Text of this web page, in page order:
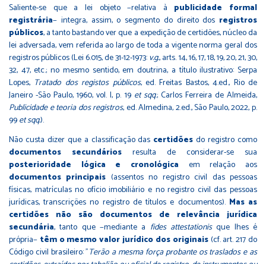
Saliente-se que a lei objeto −relativa à publicidade formal
registrária− integra, assim, o segmento do direito dos registros
públicos, a tanto bastando ver que a expedição de certidões, núcleo da
lei adversada, vem referida ao largo de toda a vigente norma geral dos
registros públicos (Lei 6.015, de 31-12-1973:v.g., arts. 14, 16, 17, 18, 19, 20, 21, 30,
32, 47, etc.; no mesmo sentido, em doutrina, a título ilustrativo: Serpa
Lopes, Tratado dos registos públicos, ed. Freitas Bastos, 4.ed., Rio de
Janeiro -São Paulo, 1960, vol. I, p. 19 et sqq.; Carlos Ferreira de Almeida,
Publicidade e teoria dos registros, ed. Almedina, 2.ed., São Paulo, 2022, p.
99et sqq.).
Não custa dizer que a classificação das certidões do registro como
documentos secundários resulta de considerar-se sua
posterioridade lógica e cronológica em relação aos
documentos principais (assentos no registro civil das pessoas
físicas, matrículas no ofício imobiliário e no registro civil das pessoas
jurídicas, transcrições no registro de títulos e documentos). Mas as
certidões não são documentos de relevância jurídica
secundária, tanto que −mediante a fides attestationisque lhes é
própria− têm o mesmo valor jurídico dos originais(cf. art. 217 do
Código civil brasileiro: "Terão a mesma força probante os traslados e as